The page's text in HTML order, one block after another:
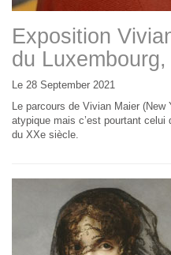
Exposition
du
Le 28 September 2021
Le parcours de Vivian Maier
atypique mais c’est pourtant celui
du XXe siècle.